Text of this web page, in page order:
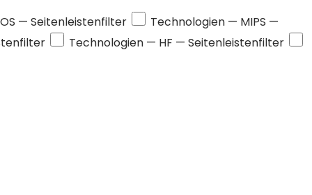
— Seitenleistenfilter Technologien — MIPS —
Technologien — HF — Seitenleistenfilter